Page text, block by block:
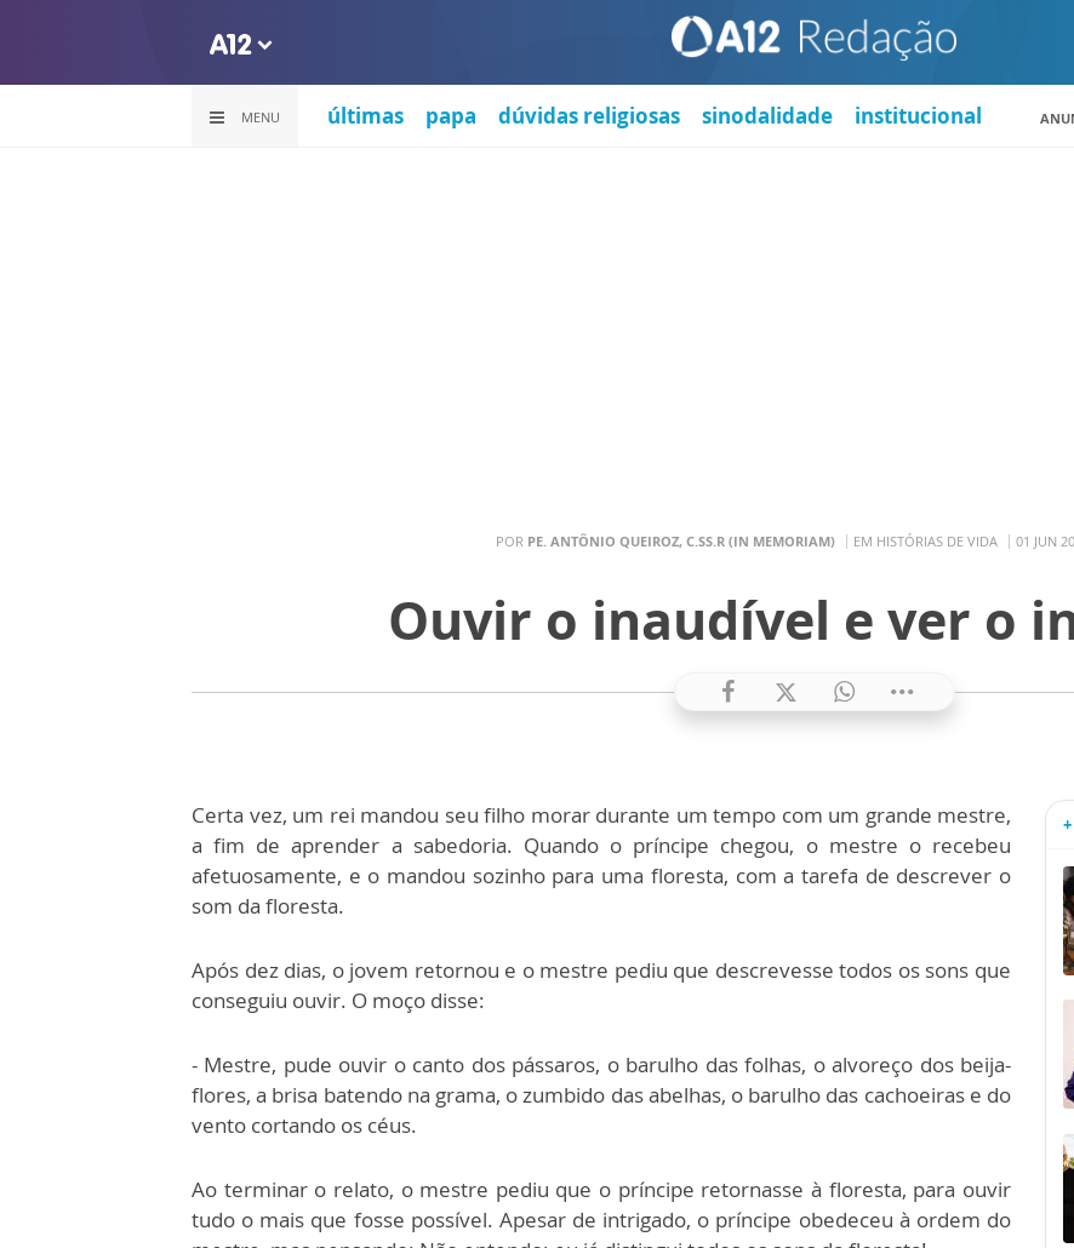
MENU últimas papa dúvidas religiosas sinodalidade institucional
POR PE. ANTÔNIO QUEIROZ, C.SS.R (IN MEMORIAM) EM HISTÓRIAS DE VIDA 01 JUN
Ouvir o inaudível e ver o
Certa vez, um rei mandou seu filho morar durante um tempo com um grande mestre,
a fim de aprender a sabedoria. Quando o príncipe chegou, o mestre o recebeu
afetuosamente, e o mandou sozinho para uma floresta, com a tarefa de descrever o
som da floresta.
Após dez dias, o jovem retornou e o mestre pediu que descrevesse todos os sons que
conseguiu ouvir. O moço disse:
- Mestre, pude ouvir o canto dos pássaros, o barulho das folhas, o alvoreço dos beija-
flores, a brisa batendo na grama, o zumbido das abelhas, o barulho das cachoeiras e do
vento cortando os céus.
Ao terminar o relato, o mestre pediu que o príncipe retornasse à floresta, para ouvir
tudo o mais que fosse possível. Apesar de intrigado, o príncipe obedeceu à ordem do